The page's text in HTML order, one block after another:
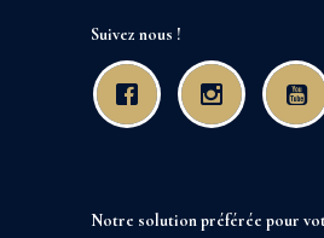
Suivez nous !
Notre solution préférée pour